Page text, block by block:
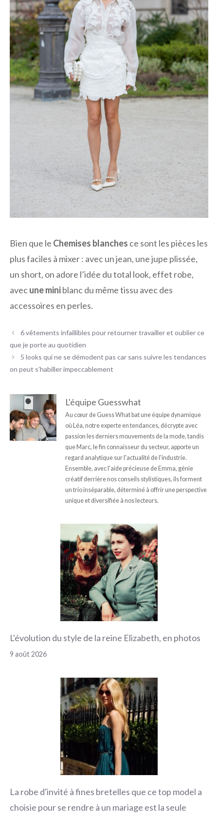
Bien que le Chemises blanches ce sont les pièces les
plus faciles à mixer : avec un jean, une jupe plissée,
un short, on adore l’idée du total look, effet robe,
avecune miniblanc du même tissu avec des
accessoires en perles.
6 vêtements infaillibles pour retourner travailler et oublier ce
que je porte au quotidien
5 looks qui ne se démodent pas car sans suivre les tendances
on peut s’habiller impeccablement
L'équipe Guesswhat
Au cœur de Guess What bat une équipe dynamique
où Léa, notre experte en tendances, décrypte avec
passion les derniers mouvements de la mode, tandis
que Marc, le fin connaisseur du secteur, apporte un
regard analytique sur l'actualité de l'industrie.
Ensemble, avec l'aide précieuse de Emma, génie
créatif derrière nos conseils stylistiques, ils forment
un trio inséparable, déterminé à offrir une perspective
unique et diversifiée à nos lecteurs.
L'évolution du style de la reine Elizabeth, en photos
9 août 2026
La robe d'invité à fines bretelles que ce top model a
choisie pour se rendre à un mariage est la seule